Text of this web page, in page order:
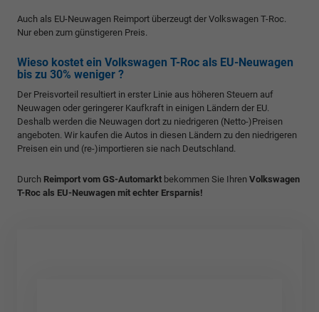
Auch als EU-Neuwagen Reimport überzeugt der Volkswagen T-Roc.
Nur eben zum günstigeren Preis.
Wieso kostet ein Volkswagen T-Roc als EU-Neuwagen
bis zu 30% weniger ?
Der Preisvorteil resultiert in erster Linie aus höheren Steuern auf
Neuwagen oder geringerer Kaufkraft in einigen Ländern der EU.
Deshalb werden die Neuwagen dort zu niedrigeren (Netto-)Preisen
angeboten. Wir kaufen die Autos in diesen Ländern zu den niedrigeren
Preisen ein und (re-)importieren sie nach Deutschland.
Durch Reimport vom GS-Automarkt bekommen Sie Ihren Volkswagen
T-Roc als EU-Neuwagen mit echter Ersparnis!